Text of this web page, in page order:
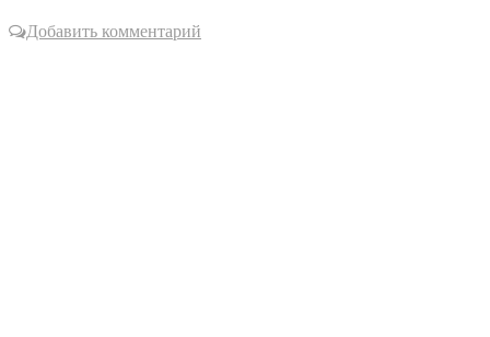
Добавить комментарий